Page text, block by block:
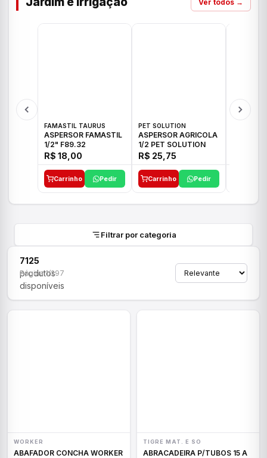
Ver todos →
FAMASTIL TAURUS
ASPERSOR FAMASTIL
1/2" F89.32
R$ 18,00
Carrinho Pedir
PET SOLUTION
ASPERSOR AGRICOLA
1/2 PET SOLUTION
R$ 25,75
Carrinho Pedir
Filtrar por categoria
7125
produtos
disponíveis
Página 1/297
WORKER
ABAFADOR CONCHA WORKER
TIGRE MAT. E SO
ABRACADEIRA P/TUBOS 15 A